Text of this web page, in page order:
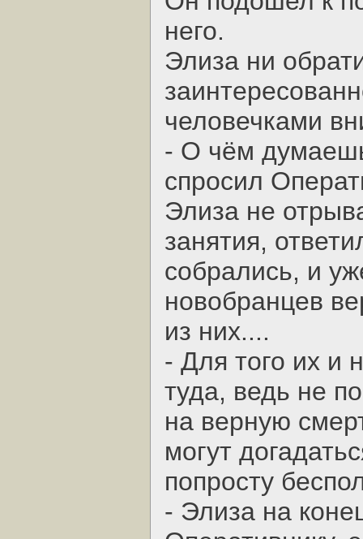
него.
Элиза ни
человечками
- О чём
спросил
Элиза не
занятия,
собрались, и
новобранцев
из них....
- Для того их и
туда, ведь не
на верную
могут
попросту
- Элиза на